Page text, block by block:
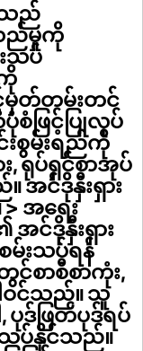
သည်
လည်မှုကို
သပ်
င့်မှတ်တမ်းတင်
ဖြင့်ပြုလုပ်
းစွမ်းရည်ကို
ရုပ်ရှင်စာအုပ်
အင်ဒိုနှီးရှား
အရေး
င်ဒိုနှီးရှား
းသပ်ရန်
စာစီစာကုံး,
ါဝင်သည်။ သူ
ဒ်ဖြတ်ပုဒ်ရပ်
သပ်နိုင်သည်။